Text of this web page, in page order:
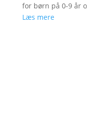
for børn på 0-9 år
Læs mere